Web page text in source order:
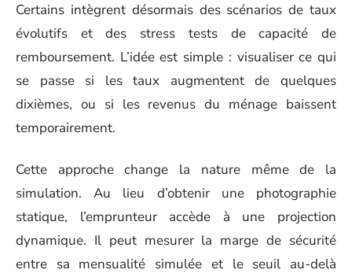
Certains intègrent désormais des scénarios de taux
évolutifs et des stress tests de capacité de
remboursement. L’idée est simple : visualiser ce qui
se passe si les taux augmentent de quelques
dixièmes, ou si les revenus du ménage baissent
temporairement.
Cette approche change la nature même de la
simulation. Au lieu d’obtenir une photographie
statique, l’emprunteur accède à une projection
dynamique. Il peut mesurer la marge de sécurité
entre sa mensualité simulée et le seuil au-delà